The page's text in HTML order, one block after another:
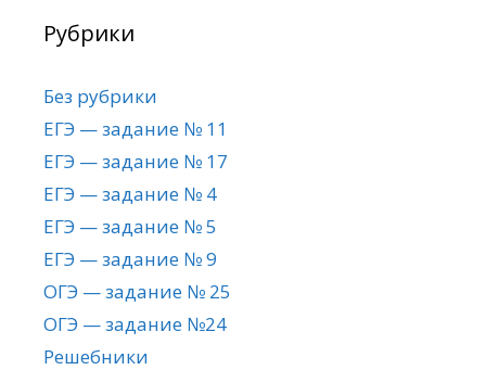
Рубрики
Без рубрики
ЕГЭ — задание № 11
ЕГЭ — задание № 17
ЕГЭ — задание № 4
ЕГЭ — задание № 5
ЕГЭ — задание № 9
ОГЭ — задание № 25
ОГЭ — задание №24
Решебники